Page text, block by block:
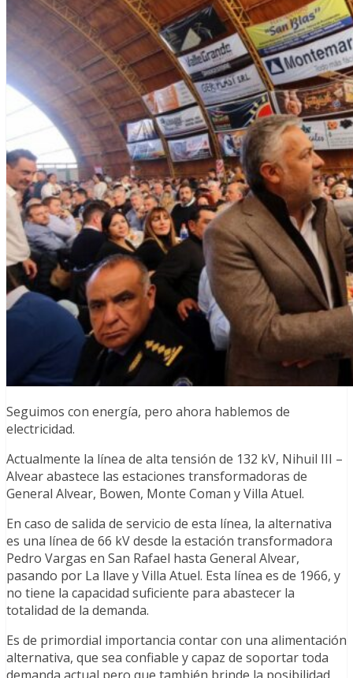
Seguimos con energía, pero ahora hablemos de
electricidad.
Actualmente la línea de alta tensión de 132 kV, Nihuil III –
Alvear abastece las estaciones transformadoras de
General Alvear, Bowen, Monte Coman y Villa Atuel.
En caso de salida de servicio de esta línea, la alternativa
es una línea de 66 kV desde la estación transformadora
Pedro Vargas en San Rafael hasta General Alvear,
pasando por La llave y Villa Atuel. Esta línea es de 1966, y
no tiene la capacidad suficiente para abastecer la
totalidad de la demanda.
Es de primordial importancia contar con una alimentación
alternativa, que sea confiable y capaz de soportar toda